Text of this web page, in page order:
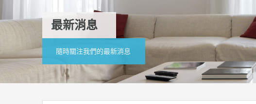
最新消息
隨時關注我們的最新消息